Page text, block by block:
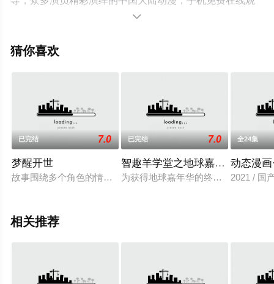
看高清无删减完整版动漫全集就上策驰电影网，更多剧情

猜你喜欢
已完结 7.0
梦醒开世
故事围绕多个角色的情感纠葛与家族矛盾展开，主要情节包括
已完结 7.0
智趣羊学堂之地球嘉年华
为获得地球嘉年华的终极大奖——百
全24集
动态漫
2021 / 国
相关推荐